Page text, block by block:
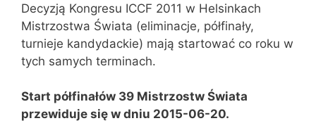
Decyzją Kongresu ICCF 2011 w Helsinkach
Mistrzostwa Świata (eliminacje, półfinały,
turnieje kandydackie) mają startować co roku w
tych samych terminach.
Start półfinałów 39 Mistrzostw Świata
przewiduje się w dniu 2015-06-20.